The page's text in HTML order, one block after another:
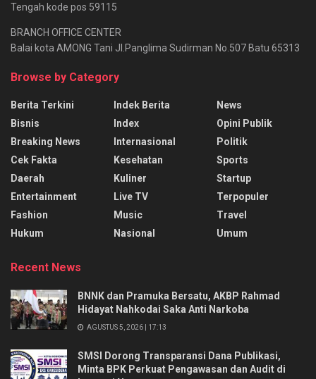
Tengah kode pos 59115
BRANCH OFFICE CENTER
Balai kota AMONG Tani Jl.Panglima Sudirman No.507 Batu 65313
Browse by Category
Berita Terkini
Bisnis
Breaking News
Cek Fakta
Daerah
Entertainment
Fashion
Hukum
Indek Berita
Index
Internasional
Kesehatan
Kuliner
Live TV
Music
Nasional
News
Opini Publik
Politik
Sports
Startup
Terpopuler
Travel
Umum
Recent News
BNNK dan Pramuka Bersatu, AKBP Rahmad
Hidayat Nahkodai Saka Anti Narkoba
AGUSTUS 5, 2026 | 17:13
SMSI Dorong Transparansi Dana Publikasi,
Minta BPK Perkuat Pengawasan dan Audit di